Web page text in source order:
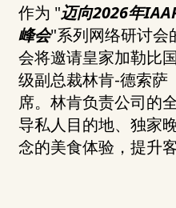
作为 "迈向2026年
峰会"系列网络研讨会
会将邀请皇家加勒比
级副总裁林肯-德索
席。林肯负责公司的
导私人目的地、独家
念的美食体验，提升